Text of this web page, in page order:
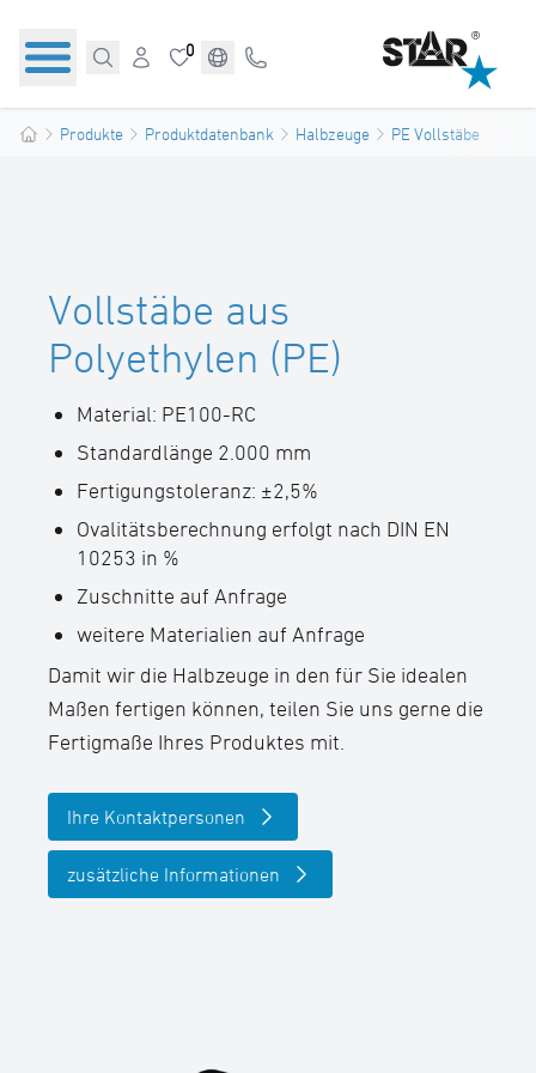
0
Produkte Produktdatenbank Halbzeuge PE Vollstäbe
Vollstäbe aus
Polyethylen (PE)
Material: PE100-RC
Standardlänge 2.000 mm
Fertigungstoleranz: ±2,5%
Ovalitätsberechnung erfolgt nach DIN EN
10253 in %
Zuschnitte auf Anfrage
weitere Materialien auf Anfrage
Damit wir die Halbzeuge in den für Sie idealen
Maßen fertigen können, teilen Sie uns gerne die
Fertigmaße Ihres Produktes mit.
Ihre Kontaktpersonen
zusätzliche Informationen